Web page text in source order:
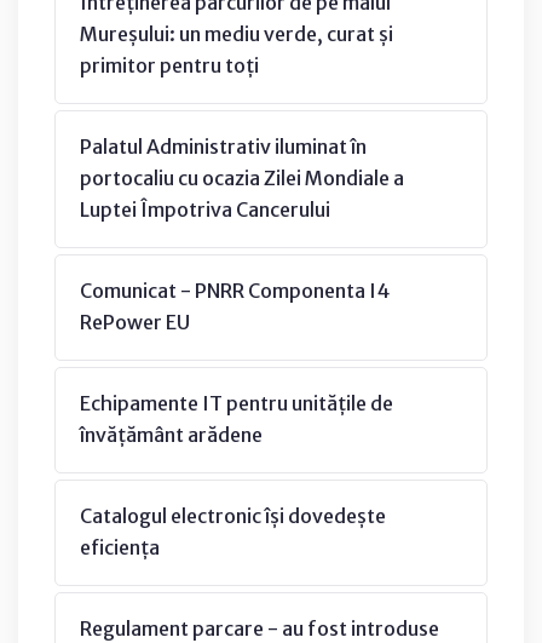
Mureșului: un mediu verde, curat și
primitor pentru toți
Palatul Administrativ iluminat în
portocaliu cu ocazia Zilei Mondiale a
Luptei Împotriva Cancerului
Comunicat - PNRR Componenta I4
RePower EU
Echipamente IT pentru unitățile de
învățământ arădene
Catalogul electronic își dovedește
eficiența
Regulament parcare - au fost introduse